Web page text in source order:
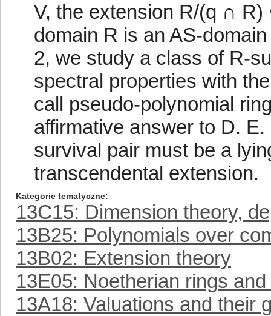
V, the extension R/(q ∩
domain R is an AS-
2, we study a class of R-
spectral properties with
call pseudo-polynomial
affirmative answer to D.
survival pair must be a
transcendental extension.
Kategorie tematyczne
13C15: Dimension theory,
13B25: Polynomials over
13B02: Extension theory
13E05: Noetherian rings
13A18: Valuations and their